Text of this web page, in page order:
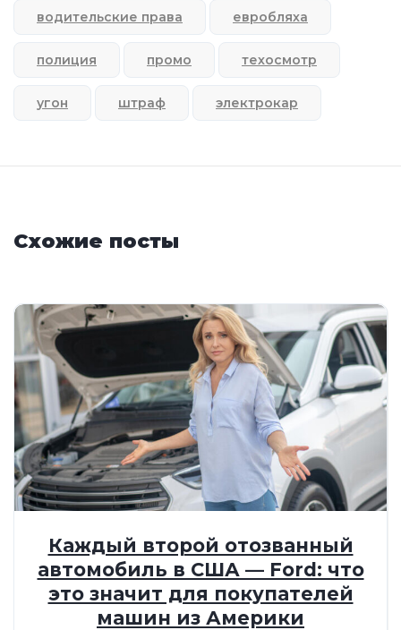
водительские права евробляха
полиция промо техосмотр
угон штраф электрокар
Схожие посты
Каждый второй отозванный
автомобиль в США — Ford: что
это значит для покупателей
машин из Америки